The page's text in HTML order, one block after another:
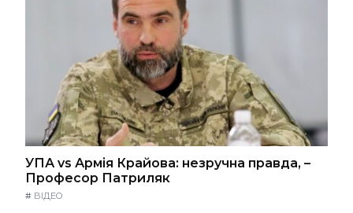
УПА vs Армія Крайова: незручна правда, –
Професор Патриляк
# ВІДЕО